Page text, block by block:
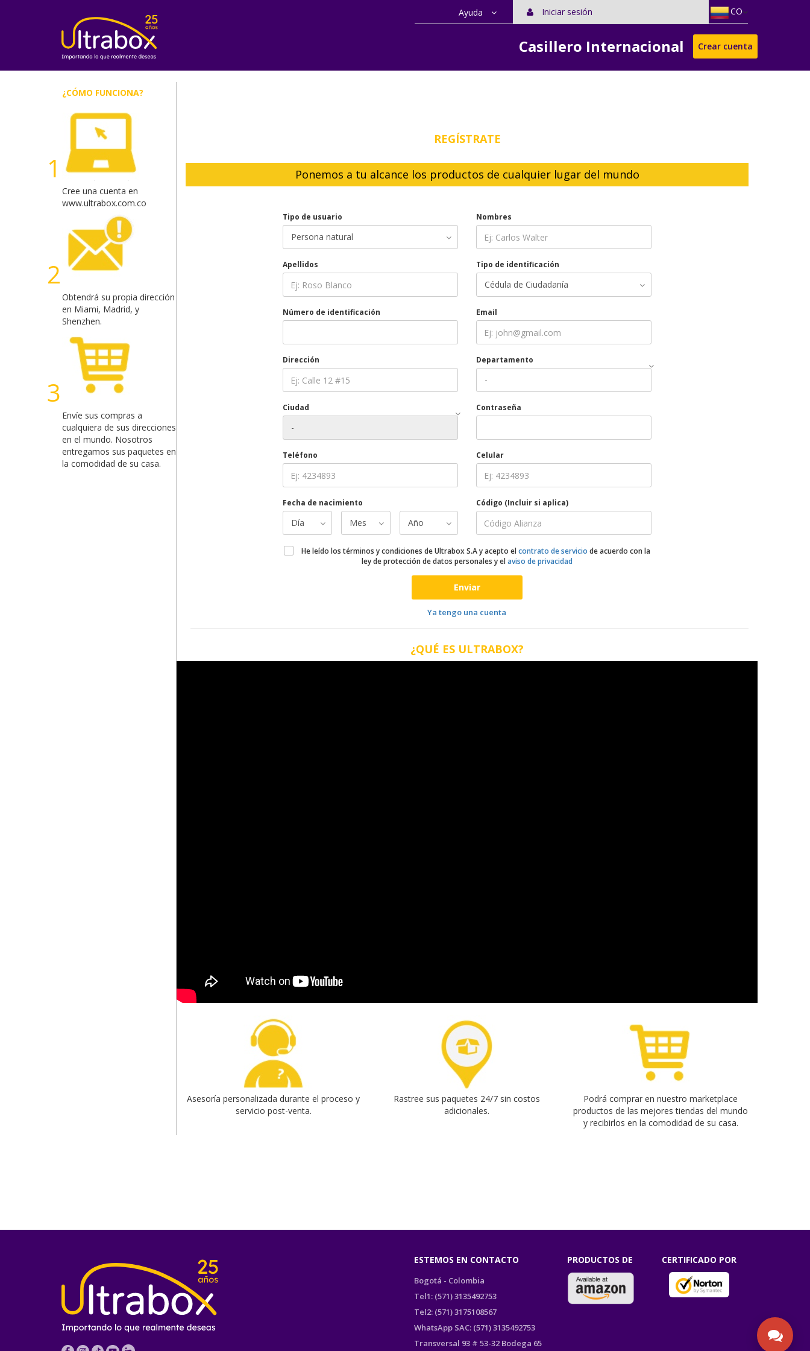
Iniciar Sesion Crear cuenta Rastreo de paquetes
Ayuda Iniciar sesión CO
Casillero Internacional Crear cuenta
¿CÓMO FUNCIONA?
1
Cree una cuenta en
www.ultrabox.com.co
2
Obtendrá su propia dirección
en Miami, Madrid, y
Shenzhen.
3
Envíe sus compras a
cualquiera de sus direcciones
en el mundo. Nosotros
entregamos sus paquetes en
la comodidad de su casa.
REGÍSTRATE
Ponemos a tu alcance los productos de cualquier lugar del mundo
Tipo de usuario Nombres
Apellidos Tipo de identificación
Número de identificación Email
Dirección Departamento
Ciudad Contraseña
Teléfono Celular
Fecha de nacimiento Código (Incluir si aplica)
He leído los términos y condiciones de Ultrabox S.A y acepto elcontrato de servicio de acuerdo con la
ley de protección de datos personales y elaviso de privacidad
Enviar
Ya tengo una cuenta
¿QUÉ ES ULTRABOX?
Asesoría personalizada durante el proceso y
servicio post-venta.
Rastree sus paquetes 24/7 sin costos
adicionales.
Podrá comprar en nuestro marketplace
productos de las mejores tiendas del mundo
y recibirlos en la comodidad de su casa.
ESTEMOS EN CONTACTO
Bogotá - Colombia
Tel1: (571) 3135492753
Tel2: (571) 3175108567
WhatsApp SAC: (571) 3135492753
Transversal 93 # 53-32 Bodega 65
PRODUCTOS DE CERTIFICADO POR